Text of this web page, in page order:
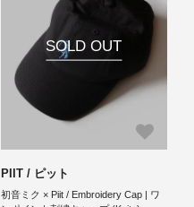
SOLD OUT
PIIT / ピット
初音ミク × Piit / Embroidery Cap | ワ